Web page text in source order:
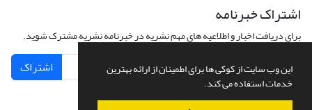
این وب سایت از کوکی ها برای اطمینان از ارائه بهترین
خدمات استفاده می کند.
اشتراک خبرنامه
برای دریافت اخبار و اطلاعیه های مهم نشریه در خبرنامه نشریه مشترک شوید.
اشتراک